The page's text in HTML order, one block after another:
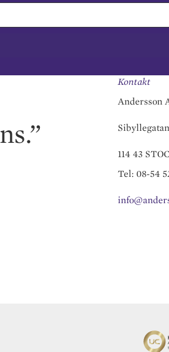
Kontakt
Andersson
114 43
Tel: 08-54